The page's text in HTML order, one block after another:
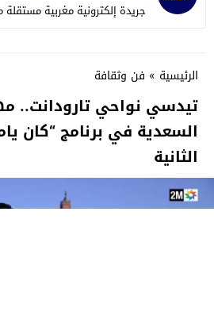
جريدة إلكترونية مغربية
الرئيسية » فن وثقافة
تيدسي نواحي تارودانت..
السعدية في برنامج “كان
الثانية